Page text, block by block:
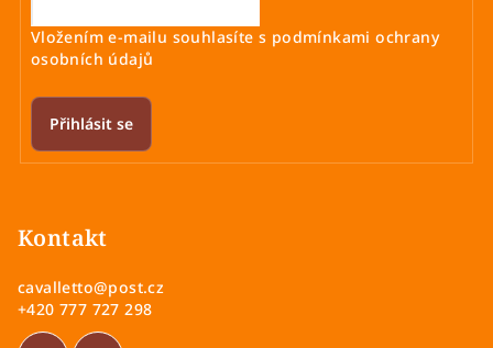
Vložením e-mailu souhlasíte s podmínkami ochrany
osobních údajů
Přihlásit se
Kontakt
cavalletto@post.cz
+420 777 727 298